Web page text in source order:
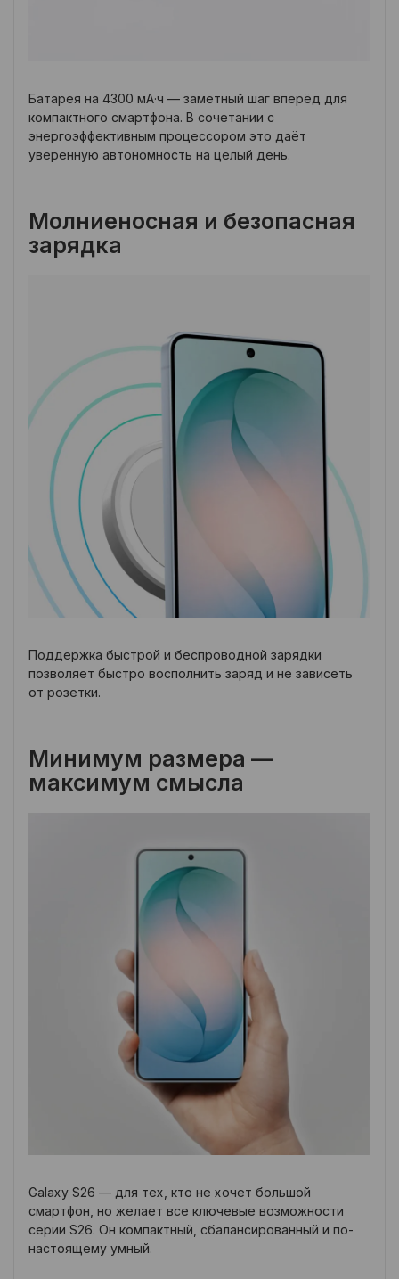
Батарея на 4300 мА·ч — заметный шаг вперёд для
компактного смартфона. В сочетании с
энергоэффективным процессором это даёт
уверенную автономность на целый день.
Молниеносная и безопасная
зарядка
Поддержка быстрой и беспроводной зарядки
позволяет быстро восполнить заряд и не зависеть
от розетки.
Минимум размера —
максимум смысла
Galaxy S26 — для тех, кто не хочет большой
смартфон, но желает все ключевые возможности
серии S26. Он компактный, сбалансированный и по-
настоящему умный.